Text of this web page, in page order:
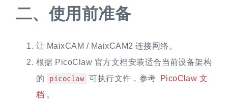
二、使用前准备
让 MaixCAM / MaixCAM2 连接网络。
根据 PicoClaw 官方文档安装适合当前设备架构
的
picoclaw 可执行文件，参考
PicoClaw 文
档 。